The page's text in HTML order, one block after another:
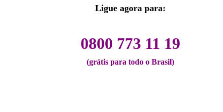
Ligue agora para:
0800 773 11 19
(grátis para todo o Brasil)